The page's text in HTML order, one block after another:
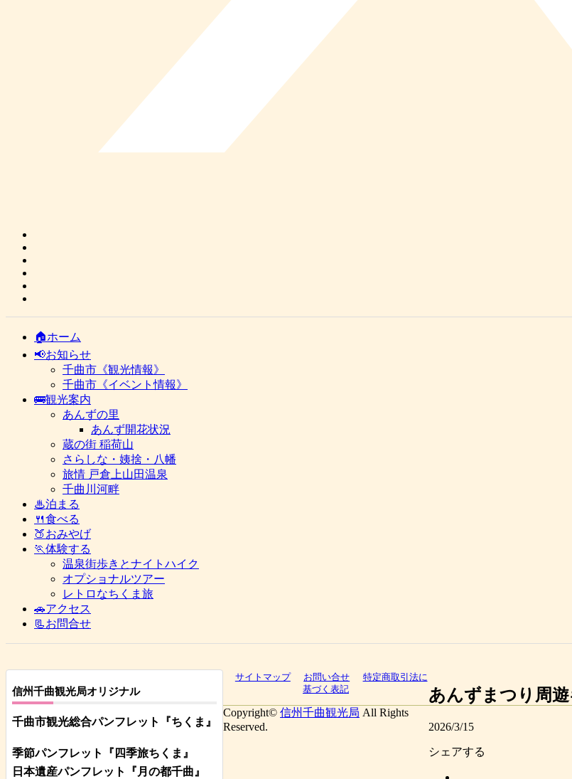
🏠ホーム
📢お知らせ
千曲市《観光情報》
千曲市《イベント情報》
🚌観光案内
あんずの里
あんず開花状況
蔵の街 稲荷山
さらしな・姨捨・八幡
旅情 戸倉上山田温泉
千曲川河畔
♨泊まる
🍴食べる
🍑おみやげ
🏃体験する
温泉街歩きとナイトハイク
オプショナルツアー
レトロなちくま旅
🚗アクセス
📃お問合せ
あんずまつり周
2026/3/15
シェアする
信州千曲観光局オリジナル
千曲市観光総合パンフレット 『ちくま』
季節パンフレット『四季旅ちくま』
日本遺産パンフレット
『月の都千曲』
サイトマップ お問い合せ
特定商取引法に
基づく表記
Copyright© 信州千曲観光局 All Rights
Reserved.